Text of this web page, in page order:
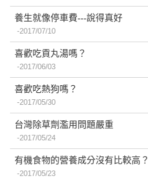
養生就像停車費---說得真好
2017/07/10
喜歡吃貢丸湯嗎？
2017/06/03
喜歡吃熱狗嗎？
2017/05/30
台灣除草劑濫用問題嚴重
2017/05/24
有機食物的營養成分沒有比較高？
2017/05/23